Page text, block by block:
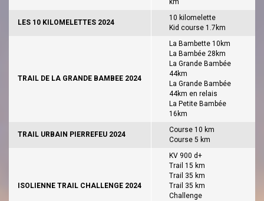
km
LES 10 KILOMELETTES 2024
10 kilomelette
Kid course 1.7km
TRAIL DE LA GRANDE BAMBEE 2024
La Bambette 10km
La Bambée 28km
La Grande Bambée
44km
La Grande Bambée
44km en relais
La Petite Bambée
16km
TRAIL URBAIN PIERREFEU 2024
Course 10 km
Course 5 km
ISOLIENNE TRAIL CHALLENGE 2024
KV 900 d+
Trail 15 km
Trail 35 km
Trail 35 km
Challenge